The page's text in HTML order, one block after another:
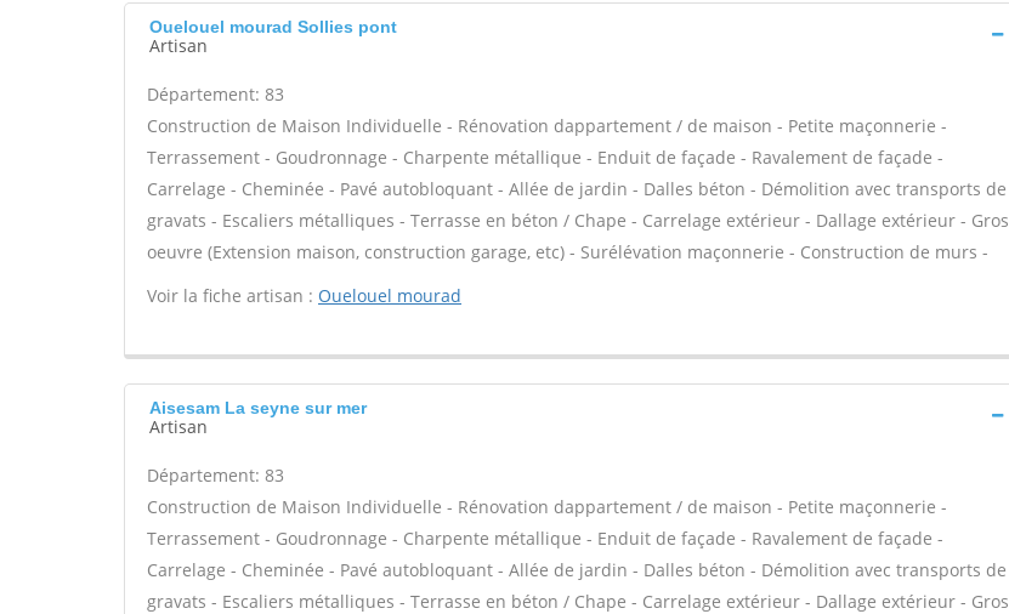
Ouelouel mourad Sollies pont
Artisan
Département: 83
Construction de Maison Individuelle - Rénovation dappartement / de maison - Petite maçonnerie -
Terrassement - Goudronnage - Charpente métallique - Enduit de façade - Ravalement de façade -
Carrelage - Cheminée - Pavé autobloquant - Allée de jardin - Dalles béton - Démolition avec transports de
gravats - Escaliers métalliques - Terrasse en béton / Chape - Carrelage extérieur - Dallage extérieur - Gros
oeuvre (Extension maison, construction garage, etc) - Surélévation maçonnerie - Construction de murs -
Voir la fiche artisan : Ouelouel mourad
Aisesam La seyne sur mer
Artisan
Département: 83
Construction de Maison Individuelle - Rénovation dappartement / de maison - Petite maçonnerie -
Terrassement - Goudronnage - Charpente métallique - Enduit de façade - Ravalement de façade -
Carrelage - Cheminée - Pavé autobloquant - Allée de jardin - Dalles béton - Démolition avec transports de
gravats - Escaliers métalliques - Terrasse en béton / Chape - Carrelage extérieur - Dallage extérieur - Gros